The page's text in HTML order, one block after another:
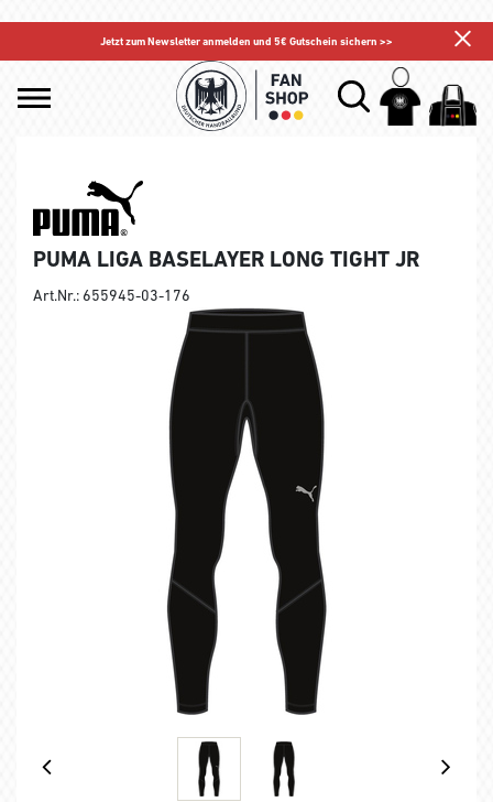
Jetzt zum Newsletter anmelden und 5€ Gutschein sichern >>
PUMA LIGA BASELAYER LONG TIGHT JR
Art.Nr.: 655945-03-176